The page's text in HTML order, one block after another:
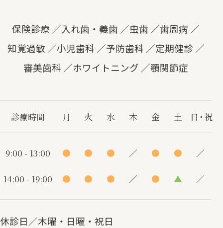
保険診療 入れ歯・義歯 虫歯
歯周病
知覚過敏
小児歯科 予防歯科
定期健診
審美歯科
ホワイトニング 顎関節症
診療時間 月 火 水 木 金 土 日・祝
9:00 - 13:00 ● ● ● ／ ● ● ／
14:00 - 19:00 ● ● ● ／ ● ▲ ／
休診日／木曜・日曜・祝日